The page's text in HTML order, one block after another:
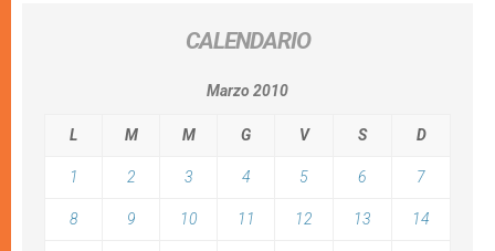
CALENDARIO
Marzo 2010
L M M G V S D
1 2 3 4 5 6 7
8 9 10 11 12 13 14